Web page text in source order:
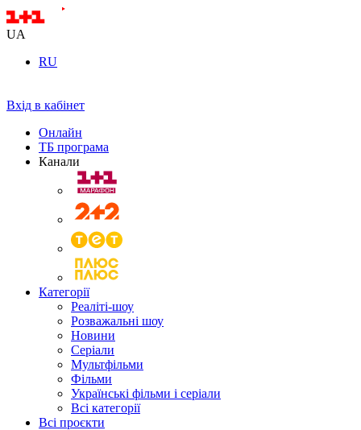
UA
RU
Вхід в кабінет
Онлайн
ТБ програма
Канали
Категорії
Реаліті-шоу
Розважальні шоу
Новини
Серіали
Мультфільми
Фільми
Українські фільми і серіали
Всі категорії
Всі проєкти